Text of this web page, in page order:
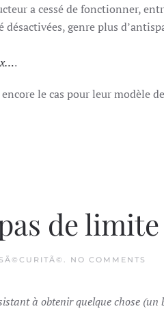
a cessé de fonctionner,
genre plus
.
le cas pour leur modèle
de limite
SÃ©CURITÃ© . NO COMMENTS
N’A
à obtenir quelque chose